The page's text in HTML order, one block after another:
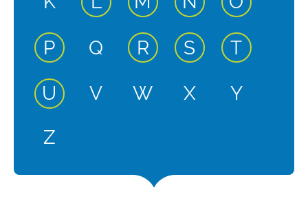
Pentrée active
Q Rentrée active
S entrée active
Tentrée
Uentrée active
V W X
Y
Z